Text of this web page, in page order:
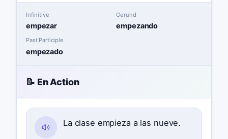
Infinitive
empezar
Gerund
empezando
Past Participle
empezado
📝 En Action
La clase empieza a las nueve.